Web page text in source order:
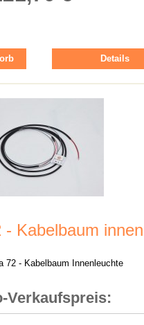
Details
- Kabelbaum
72 - Kabelbaum Innenleuchte
Verkaufspreis: